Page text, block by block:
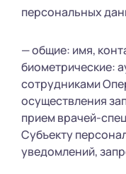
персональных
— общие: имя,
биометрические:
сотрудниками
осуществления
прием врачей-
Субъекту
уведомлений,